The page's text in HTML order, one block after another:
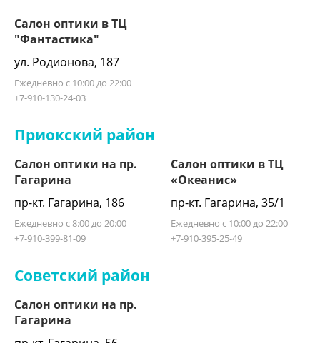
Салон оптики в ТЦ
"Фантастика"
ул. Родионова, 187
Ежедневно с 10:00 до 22:00
+7-910-130-24-03
Приокский район
Салон оптики на пр.
Гагарина
пр-кт. Гагарина, 186
Ежедневно с 8:00 до 20:00
+7-910-399-81-09
Салон оптики в ТЦ
«Океанис»
пр-кт. Гагарина, 35/1
Ежедневно с 10:00 до 22:00
+7-910-395-25-49
Советский район
Салон оптики на пр.
Гагарина